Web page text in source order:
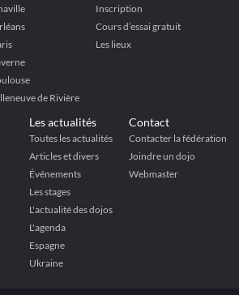
de Rivière
Inscription
Cours d’essai gratuit
Les lieux
Les actualités
Toutes les actualités
Articles et divers
Événements
Les stages
L'actualité des dojos
L'agenda
Espagne
Ukraine
Contact
Contacter la fédération
Joindre un dojo
Webmaster